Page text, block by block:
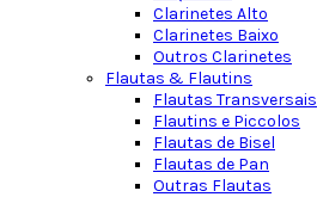
Clarinetes Alto
Clarinetes Baixo
Outros Clarinetes
Flautas & Flautins
Flautas Transversais
Flautins e Piccolos
Flautas de Bisel
Flautas de Pan
Outras Flautas